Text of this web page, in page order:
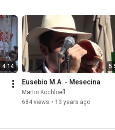
4:14
Eusebio M.A. - Mesecina
Martin Kochloefl
684 views • 13 years ago